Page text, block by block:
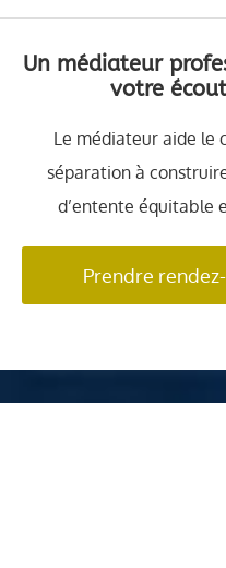
Un médiateur
votre
Le médiateur aide le
séparation à
d’entente équitable
Prendre